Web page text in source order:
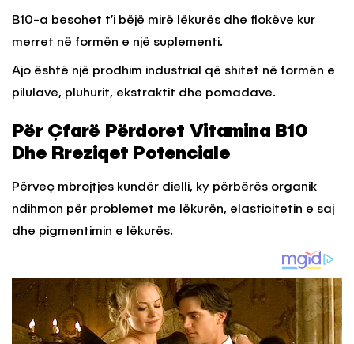
B10-a besohet t’i bëjë mirë lëkurës dhe flokëve kur
merret në formën e një suplementi.
Ajo është një prodhim industrial që shitet në formën e
pilulave, pluhurit, ekstraktit dhe pomadave.
Për Çfarë Përdoret Vitamina B10
Dhe Rreziqet Potenciale
Përveç mbrojtjes kundër dielli, ky përbërës organik
ndihmon për problemet me lëkurën, elasticitetin e saj
dhe pigmentimin e lëkurës.